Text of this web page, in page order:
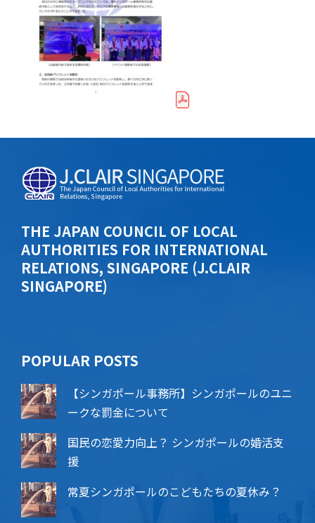
THE JAPAN COUNCIL OF LOCAL
AUTHORITIES FOR INTERNATIONAL
RELATIONS, SINGAPORE (J.CLAIR
SINGAPORE)
POPU​​LAR POSTS
【シンガポール事務所】シンガポールのユニ
ークな罰金について
国民の恋愛力向上？ シンガポールの婚活支
援
常夏シンガポールのこどもたちの夏休み？